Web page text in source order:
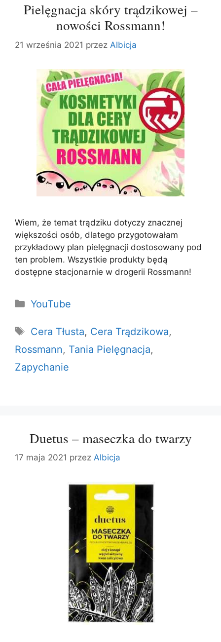
Pielęgnacja skóry trądzikowej –
nowości Rossmann!
21 września 2021 przez Albicja
Wiem, że temat trądziku dotyczy znacznej
większości osób, dlatego przygotowałam
przykładowy plan pielęgnacji dostosowany pod
ten problem. Wszystkie produkty będą
dostępne stacjonarnie w drogerii Rossmann!
Kategorie
YouTube
Tagi
Cera Tłusta, Cera Trądzikowa,
Rossmann, Tania Pielęgnacja,
Zapychanie
Duetus – maseczka do twarzy
17 maja 2021 przez Albicja